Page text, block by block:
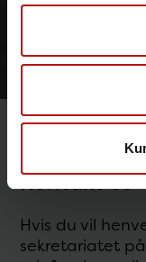
Kontakt os
Hvis du vil
sekretariatet